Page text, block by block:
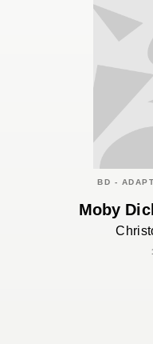
BD -
Moby